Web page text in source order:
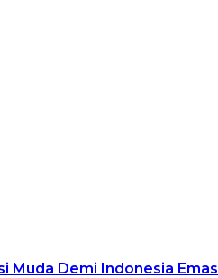
Muda Demi Indonesia